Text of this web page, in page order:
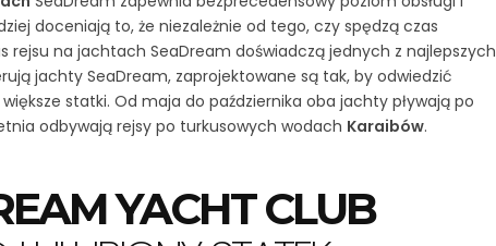
doceniają to, że niezależnie od tego, czy spędzą czas
rejsu na jachtach SeaDream doświadczą jednych z najlepszych
jachty SeaDream, zaprojektowane są tak, by odwiedzić
statki. Od maja do października oba jachty pływają po
odbywają rejsy po turkusowych wodach Karaibów.
YACHT CLUB